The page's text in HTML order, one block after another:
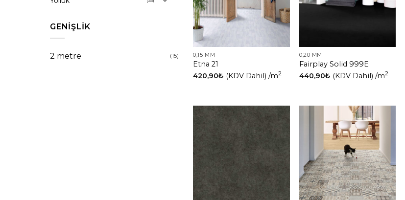
GENIŞLIK
2 metre (15) 0,15 MM
Etna 21
420,90₺ (KDV Dahil) /m2
0,20 MM
Fairplay Solid 999E
440,90₺ (KDV Dahil) /m2